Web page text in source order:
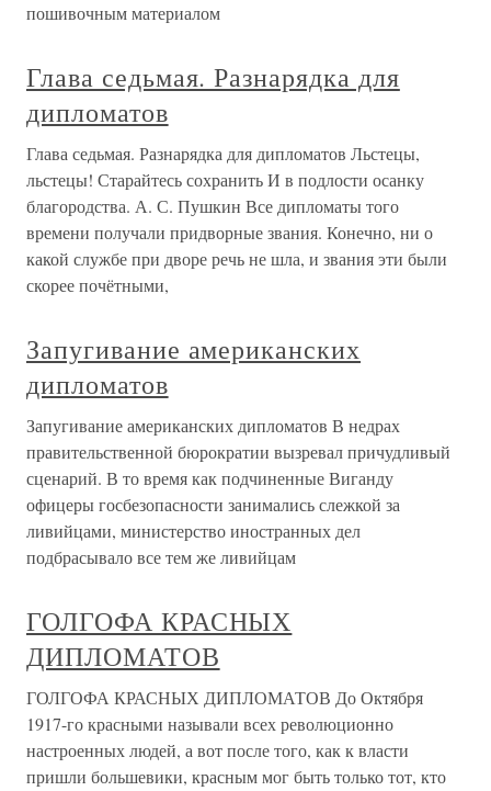
пошивочным материалом
Глава седьмая. Разнарядка для
дипломатов
Глава седьмая. Разнарядка для дипломатов Льстецы,
льстецы! Старайтесь сохранить И в подлости осанку
благородства. А. С. Пушкин Все дипломаты того
времени получали придворные звания. Конечно, ни о
какой службе при дворе речь не шла, и звания эти были
скорее почётными,
Запугивание американских
дипломатов
Запугивание американских дипломатов В недрах
правительственной бюрократии вызревал причудливый
сценарий. В то время как подчиненные Виганду
офицеры госбезопасности занимались слежкой за
ливийцами, министерство иностранных дел
подбрасывало все тем же ливийцам
ГОЛГОФА КРАСНЫХ
ДИПЛОМАТОВ
ГОЛГОФА КРАСНЫХ ДИПЛОМАТОВ До Октября
1917-го красными называли всех революционно
настроенных людей, а вот после того, как к власти
пришли большевики, красным мог быть только тот, кто